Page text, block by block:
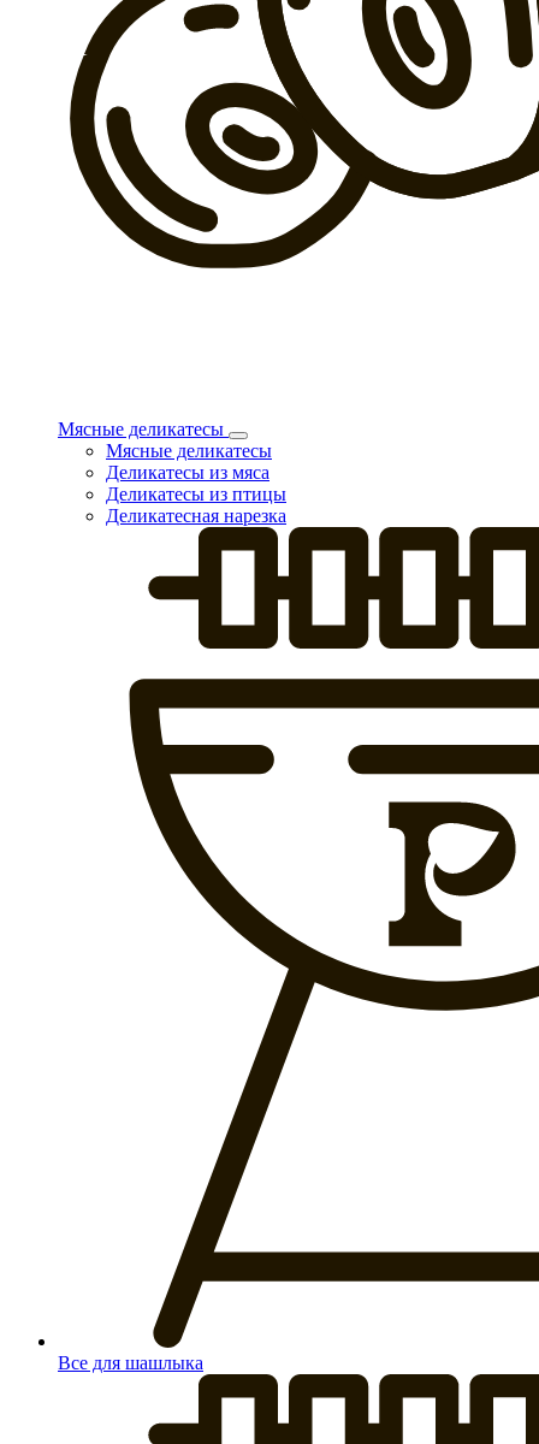
Мясные деликатесы
Мясные деликатесы
Деликатесы из мяса
Деликатесы из птицы
Деликатесная нарезка
Все для шашлыка